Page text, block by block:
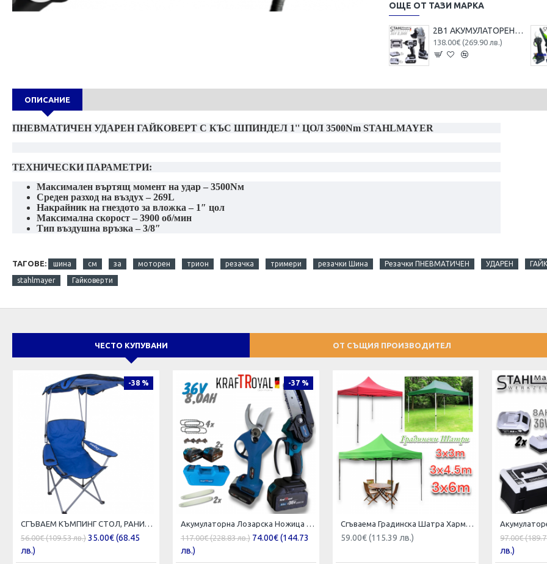
ОЩЕ ОТ ТАЗИ МАРКА
2В1 АКУМУЛАТОРЕН ЪГЛОШЛАЙФ 125ММ И БЕЗЖИЧЕН ГАЙКОВЕРТ-ВИНТОВЕРТ БЕЗЧЕТКОВ УДАРЕН 36V 8,0AH STAHLMAYER 4X БАТЕРИЯ 2 ЗАРЯДНО В КУФАР РАКЕТА
138.00€ (269.90 лв.)
ОПИСАНИЕ
ПНЕВМАТИЧЕН УДАРЕН ГАЙКОВЕРТ С КЪС ШПИНДЕЛ 1'' ЦОЛ 3500Nm STAHLMAYER
ТЕХНИЧЕСКИ ПАРАМЕТРИ:
Максимален въртящ момент на удар – 3500Nм
Среден разход на въздух – 269L
Накрайник на гнездото за вложка – 1″ цол
Максимална скорост – 3900 об/мин
Тип въздушна връзка – 3/8″
ТАГОВЕ: шина см за моторен трион резачка тримери резачки Шина Резачки ПНЕВМАТИЧЕН УДАРЕН
stahlmayer Гайковерти
ЧЕСТО КУПУВАНИ ОТ СЪЩИЯ ПРОИЗВОДИТЕЛ
-38 %
СГЪВАЕМ КЪМПИНГ СТОЛ, РАНИЧКА, СЕННИК
56.00€ (109.53 лв.) 35.00€ (68.45
лв.)
-37 %
Акумулаторна Лозарска Ножица и Трион за Клони Безчеткова Резачка 4 Вериги 20см 2 Шини 36V 8AH KRAFT ROYAL 2в1
117.00€ (228.83 лв.) 74.00€ (144.73
лв.)
Сгъваема Градинска Шатра Хармоника 3х3м 3х4.5м и 3х6 метра
59.00€ (115.39 лв.) 97.00€
лв.)